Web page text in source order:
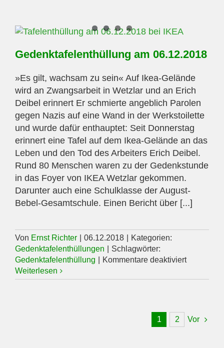
Gedenktafelenthüllung am 06.12.2018
»Es gilt, wachsam zu sein« Auf Ikea-Gelände
wird an Zwangsarbeit in Wetzlar und an Erich
Deibel erinnert Er schmierte angeblich Parolen
gegen Nazis auf eine Wand in der Werkstoilette
und wurde dafür enthauptet: Seit Donnerstag
erinnert eine Tafel auf dem Ikea-Gelände an das
Leben und den Tod des Arbeiters Erich Deibel.
Rund 80 Menschen waren zu der Gedenkstunde
in das Foyer von IKEA Wetzlar gekommen.
Darunter auch eine Schulklasse der August-
Bebel-Gesamtschule. Einen Bericht über [...]
Von Ernst Richter 06.12.2018
Kategorien:
Gedenktafelenthüllungen
Schlagwörter:
Gedenktafelenthüllung
Kommentare deaktiviertfür
am
Weiterlesen
1 2 Vor